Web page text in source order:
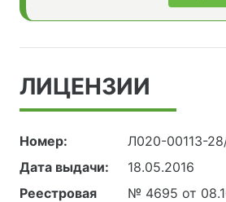
ЛИЦЕНЗИИ
Номер:
Л020-00113-
Дата выдачи:
18.05.2016
Реестровая
№ 4695 от